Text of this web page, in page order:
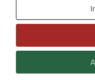
Technical